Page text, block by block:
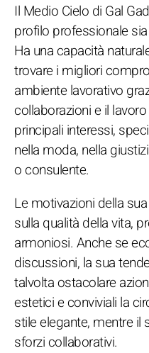
Il Medio Cielo di Gal
profilo professionale
Ha una capacità
trovare i migliori
ambiente lavorativo
collaborazioni e il
principali interessi,
nella moda, nella
o consulente.
Le motivazioni della
sulla qualità della vita,
armoniosi. Anche se
discussioni, la sua
talvolta ostacolare
estetici e conviviali la
stile elegante, mentre
sforzi collaborativi.